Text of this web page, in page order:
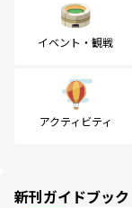
イベント・観戦
アクティビティ
新刊ガイドブック